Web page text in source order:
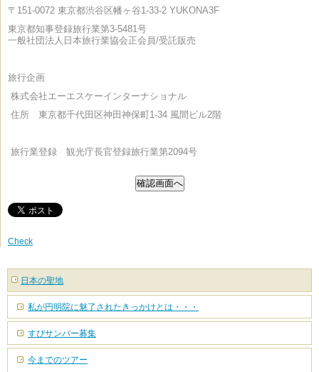
〒151-0072 東京都渋谷区幡ヶ谷1-33-2 YUKONA3F
東京都知事登録旅行業第3-5481号
一般社団法人日本旅行業協会正会員/受託販売
旅行企画
株式会社エーエスケーインターナショナル
住所 東京都千代田区神田神保町1-34 風間ビル2階
旅行業登録 観光庁長官登録旅行業第2094号
Check
日本の聖地
私が円明院に魅了されたきっかけとは・・・
すぴサンパー募集
今までのツアー